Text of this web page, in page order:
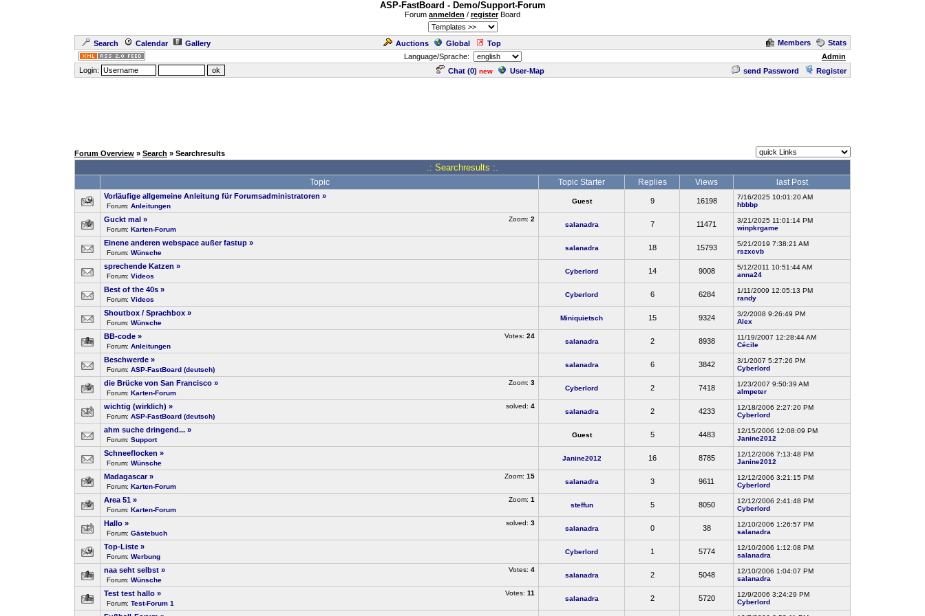
ASP-FastBoard - Demo/Support-Forum
Forum anmelden / registerBoard
Search Calendar Gallery Auctions Global Top Members
Stats
Language/Sprache:
Admin
Login:
Chat (0) new User-Map send Password Register
Forum Overview » Search » Searchresults
.: Searchresults :.
Topic Topic Starter Replies Views last Post
Vorläufige allgemeine Anleitung für Forumsadministratoren »
Forum: Anleitungen
Guest 9 16198
7/16/2025 10:01:20 AM
hbbbp
Zoom: 2
Guckt mal »
Forum: Karten-Forum
salanadra 7 11471
3/21/2025 11:01:14 PM
winpkrgame
Einene anderen webspace außer fastup »
Forum: Wünsche
salanadra 18 15793
5/21/2019 7:38:21 AM
rszxcvb
sprechende Katzen »
Forum: Videos
Cyberlord 14 9008
5/12/2011 10:51:44 AM
anna24
Best of the 40s »
Forum: Videos
Cyberlord 6 6284
1/11/2009 12:05:13 PM
randy
Shoutbox / Sprachbox »
Forum: Wünsche
Miniquietsch 15 9324
3/2/2008 9:26:49 PM
Alex
Votes: 24
BB-code »
Forum: Anleitungen
salanadra 2 8938
11/19/2007 12:28:44 AM
Cécile
Beschwerde »
Forum: ASP-FastBoard (deutsch)
salanadra 6 3842
3/1/2007 5:27:26 PM
Cyberlord
Zoom: 3
die Brücke von San Francisco »
Forum: Karten-Forum
Cyberlord 2 7418
1/23/2007 9:50:39 AM
almpeter
solved: 4
wichtig (wirklich) »
Forum: ASP-FastBoard (deutsch)
salanadra 2 4233
12/18/2006 2:27:20 PM
Cyberlord
ahm suche dringend... »
Forum: Support
Guest 5 4483
12/15/2006 12:08:09 PM
Janine2012
Schneeflocken »
Forum: Wünsche
Janine2012 16 8785
12/12/2006 7:13:48 PM
Janine2012
Zoom: 15
Madagascar »
Forum: Karten-Forum
salanadra 3 9611
12/12/2006 3:21:15 PM
Cyberlord
Zoom: 1
Area 51 »
Forum: Karten-Forum
steffun 5 8050
12/12/2006 2:41:48 PM
Cyberlord
solved: 3
Hallo »
Forum: Gästebuch
salanadra 0 38
12/10/2006 1:26:57 PM
salanadra
Top-Liste »
Forum: Werbung
Cyberlord 1 5774
12/10/2006 1:12:08 PM
salanadra
Votes: 4
naa seht selbst »
Forum: Wünsche
salanadra 2 5048
12/10/2006 1:04:07 PM
salanadra
Votes: 11
Test test hallo »
Forum: Test-Forum 1
salanadra 2 5720
12/9/2006 3:24:29 PM
Cyberlord